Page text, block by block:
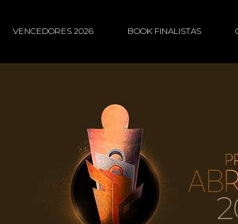
VENCEDORES 2026 BOOK FINALISTAS